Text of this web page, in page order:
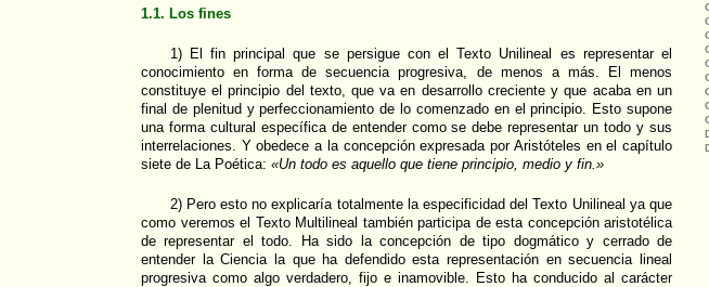
1.1. Los fines
1) El fin principal que se persigue con el Texto Unilineal es representar el
conocimiento en forma de secuencia progresiva, de menos a más. El menos
constituye el principio del texto, que va en desarrollo creciente y que acaba en un
final de plenitud y perfeccionamiento de lo comenzado en el principio. Esto supone
una forma cultural específica de entender como se debe representar un todo y sus
interrelaciones. Y obedece a la concepción expresada por Aristóteles en el capítulo
siete de La Poética: «Un todo es aquello que tiene principio, medio y fin.»
2) Pero esto no explicaría totalmente la especificidad del Texto Unilineal ya que
como veremos el Texto Multilineal también participa de esta concepción aristotélica
de representar el todo. Ha sido la concepción de tipo dogmático y cerrado de
entender la Ciencia la que ha defendido esta representación en secuencia lineal
progresiva como algo verdadero, fijo e inamovible. Esto ha conducido al carácter